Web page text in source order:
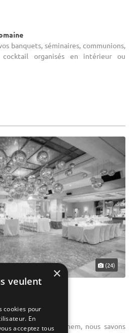
(24)
(VWV)
Huis Van Wonterghem, nous savons
du plus beau jour de votre vie LE
fête de vos rêves. Nos ...
×
veulent
cookies pour
En
acceptez tous